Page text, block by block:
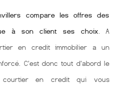
compare les offres des
à son client ses choix . A
en credit immobilier a un
C'est donc tout d'abord le
courtier en credit qui vous